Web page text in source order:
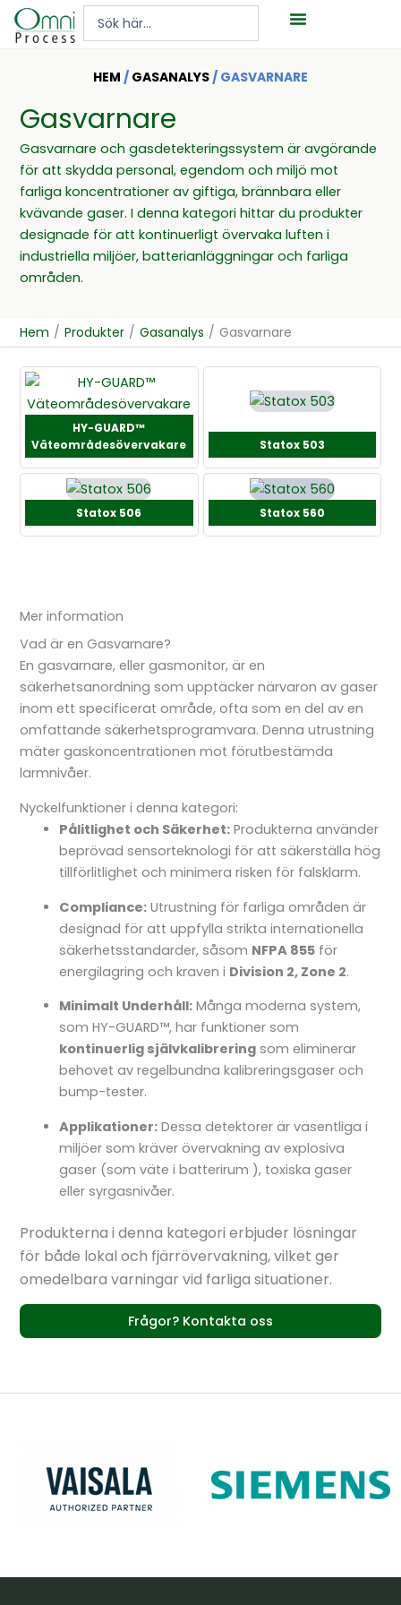
Hoppa
Search
HEM / GASANALYS / GASVARNARE
Gasvarnare
Gasvarnare och gasdetekteringssystem är avgörande
för att skydda personal, egendom och miljö mot
farliga koncentrationer av giftiga, brännbara eller
kvävande gaser. I denna kategori hittar du produkter
designade för att kontinuerligt övervaka luften i
industriella miljöer, batterianläggningar och farliga
områden.
Hem / Produkter / Gasanalys / Gasvarnare
HY-GUARD™
Väteområdesövervakare
Statox 503
Statox 506 Statox 560
Mer information
Vad är en Gasvarnare?
En gasvarnare, eller gasmonitor, är en
säkerhetsanordning som upptäcker närvaron av gaser
inom ett specificerat område, ofta som en del av en
omfattande säkerhetsprogramvara. Denna utrustning
mäter gaskoncentrationen mot förutbestämda
larmnivåer.
Nyckelfunktioner i denna kategori:
Pålitlighet och Säkerhet: Produkterna använder
beprövad sensorteknologi för att säkerställa hög
tillförlitlighet och minimera risken för falsklarm.
Compliance: Utrustning för farliga områden är
designad för att uppfylla strikta internationella
säkerhetsstandarder, såsom NFPA 855 för
energilagring och kraven i Division 2, Zone 2.
Minimalt Underhåll: Många moderna system,
som HY-GUARD™, har funktioner som
kontinuerlig självkalibrering som eliminerar
behovet av regelbundna kalibreringsgaser och
bump-tester.
Applikationer: Dessa detektorer är väsentliga i
miljöer som kräver övervakning av explosiva
gaser (som väte i batterirum), toxiska gaser
eller syrgasnivåer.
Produkterna i denna kategori erbjuder lösningar
för både lokal och fjärrövervakning, vilket ger
omedelbara varningar vid farliga situationer.
Frågor? Kontakta oss